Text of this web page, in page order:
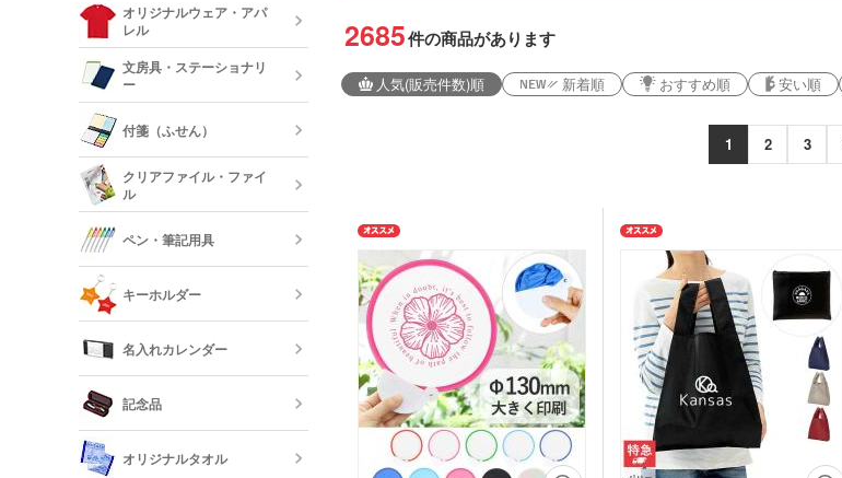
2685件の商品があります
人気(販売件数)順 新着順 おすすめ順 安い順
1 2 3
ランチトートバッグ
ジュートバッグ・コットン
リネンバッグ
デニムバッグ
オーガニックコットンバッ
ロープハンドルバッグ
コスメポーチ
スマホショルダー・スマホ
ポーチ
トル
スープジャー・フードポッ
短納期タンブラー・ボトル
陶器マグカップ・磁器マグ
湯のみ
オリジナルウェア・アパ
レル
オリジナルTシャツ(半袖・
オリジナルポロシャツ(半
文房具・ステーショナリ
ー
ノート・手帳
クリップ
クリーナー ペンケース・筆箱
カードケース・カードホル
ダー・名刺入れ
ケース・マルチケース
定規・メジャー
印鑑・印鑑ケース・スタン
プ
付箋（ふせん）
クリアファイル・ファイ
ル
オリジナルクリアファイル
名入れクリアファイル（箔
押し・シルク）
短納期クリアファイル
ペン・筆記用具
フリクション ジェットストリーム
多機能ペン(タッチ・シャー
プペン付など)
多色ペン
万年筆 サインペン・筆ペン
キーホルダー
レザーキーホルダー・革製
キーホルダー
メタルキーホルダー・金属
製キーホルダー
反射板キーホルダー・リフ
レクターキーホルダー
名入れカレンダー
卓上カレンダー 壁掛けカレンダー
記念品
オリジナルタオル